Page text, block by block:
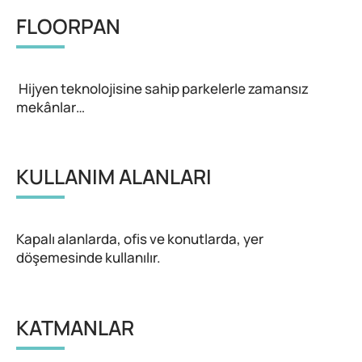
FLOORPAN
Hijyen teknolojisine sahip parkelerle zamansız
mekânlar…
KULLANIM ALANLARI
Kapalı alanlarda, ofis ve konutlarda, yer
döşemesinde kullanılır.
KATMANLAR